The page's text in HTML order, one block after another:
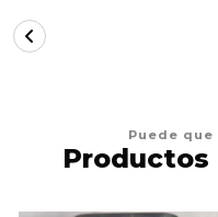
Puede
Productos